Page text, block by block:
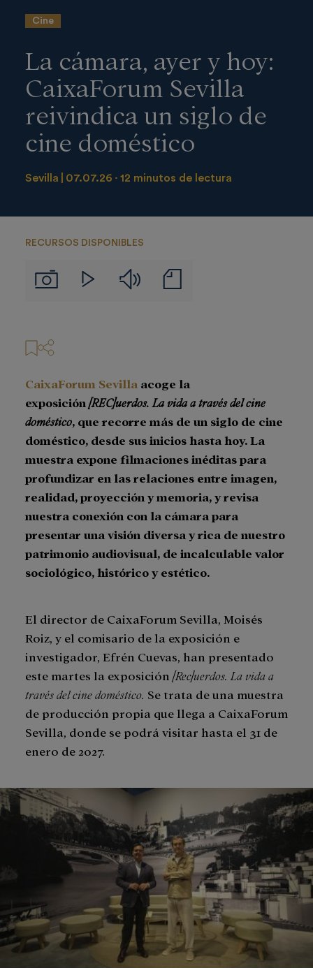
Cine
La cámara, ayer y hoy:
CaixaForum Sevilla
reivindica un siglo de
cine doméstico
Sevilla 07.07.26 12 minutos de lectura
RECURSOS DISPONIBLES
ImágenesVideos Audios
de
CaixaForum Sevilla acoge la
exposición [REC]uerdos. La vida a través del cine
doméstico, que recorre más de un siglo de cine
doméstico, desde sus inicios hasta hoy. La
muestra expone filmaciones inéditas para
profundizar en las relaciones entre imagen,
realidad, proyección y memoria, y revisa
nuestra conexión con la cámara para
presentar una visión diversa y rica de nuestro
patrimonio audiovisual, de incalculable valor
sociológico, histórico y estético.
El director de CaixaForum Sevilla, Moisés
Roiz, y el comisario de la exposición e
investigador, Efrén Cuevas, han presentado
este martes la exposición [Rec]uerdos. La vida a
través del cine doméstico. Se trata de una muestra
de producción propia que llega a CaixaForum
Sevilla, donde se podrá visitar hasta el 31 de
enero de 2027.